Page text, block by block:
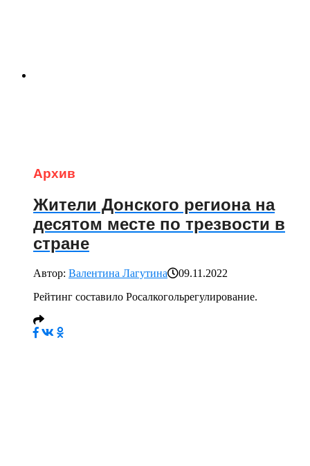
Архив
Жители Донского региона на
десятом месте по трезвости в
стране
Автор: Валентина Лагутина
09.11.2022
Рейтинг составило Росалкогольрегулирование.